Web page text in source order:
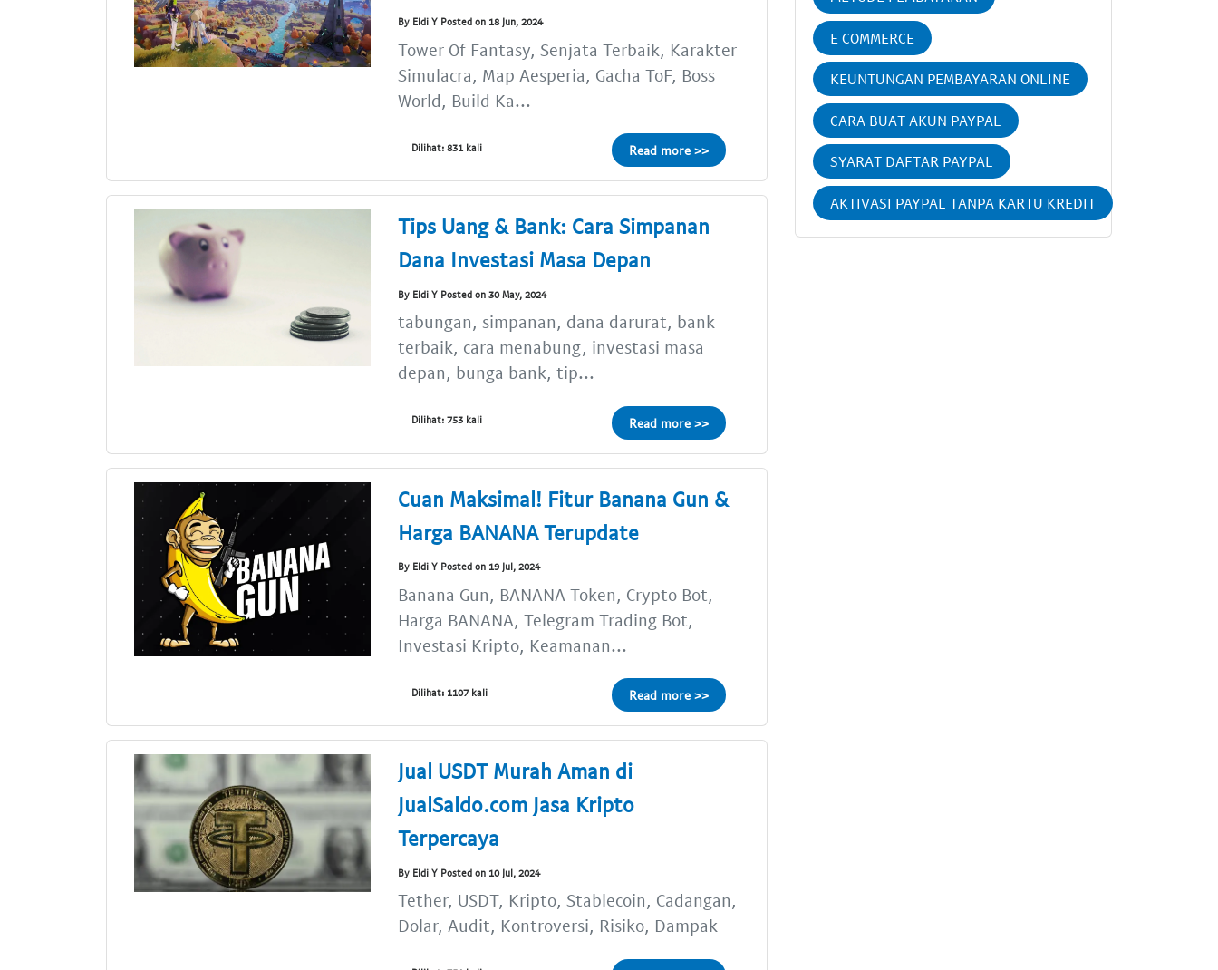
By Eldi Y Posted on 18 Jun, 2024
Tower Of Fantasy, Senjata Terbaik, Karakter
Simulacra, Map Aesperia, Gacha ToF, Boss
World, Build Ka...
Dilihat: 831 kali Read more >>
Tips Uang & Bank: Cara Simpanan
Dana Investasi Masa Depan
By Eldi Y Posted on 30 May, 2024
tabungan, simpanan, dana darurat, bank
terbaik, cara menabung, investasi masa
depan, bunga bank, tip...
Dilihat: 753 kali Read more >>
Cuan Maksimal! Fitur Banana Gun &
Harga BANANA Terupdate
By Eldi Y Posted on 19 Jul, 2024
Banana Gun, BANANA Token, Crypto Bot,
Harga BANANA, Telegram Trading Bot,
Investasi Kripto, Keamanan...
Dilihat: 1107 kali Read more >>
Jual USDT Murah Aman di
JualSaldo.com Jasa Kripto
Terpercaya
By Eldi Y Posted on 10 Jul, 2024
Tether, USDT, Kripto, Stablecoin, Cadangan,
Dolar, Audit, Kontroversi, Risiko, Dampak
E COMMERCE
KEUNTUNGAN PEMBAYARAN ONLINE
CARA BUAT AKUN PAYPAL
SYARAT DAFTAR PAYPAL
AKTIVASI PAYPAL TANPA KARTU KREDIT